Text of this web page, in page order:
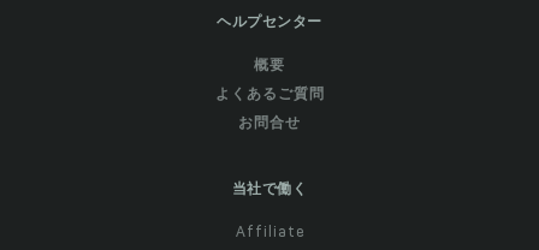
ヘルプセンター
概要
よくあるご質問
お問合せ
当社で働く
Affiliate